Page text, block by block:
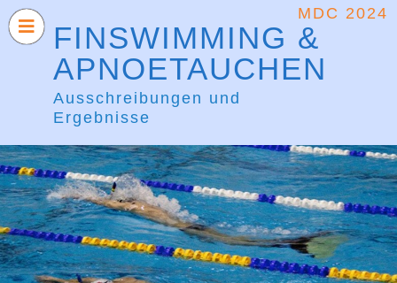
FINSWIMMING &
APNOETAUCHEN
Ausschreibungen und
Ergebnisse
MDC 2024